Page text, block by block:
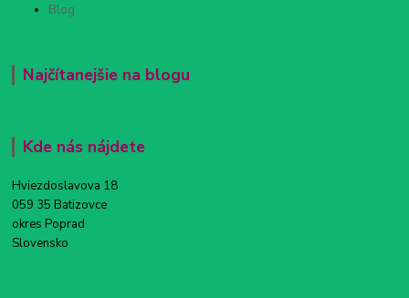
Blog
Najčítanejšie na blogu
Kde nás nájdete
Hviezdoslavova 18
059 35 Batizovce
okres Poprad
Slovensko